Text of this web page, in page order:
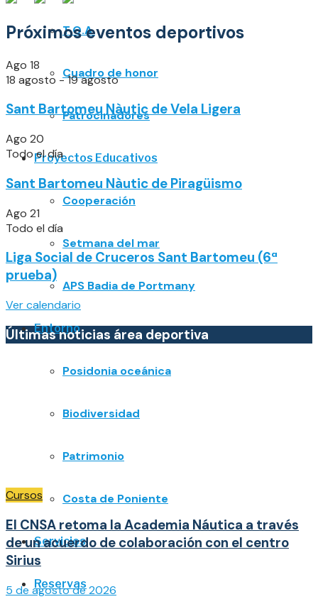
T.O.A.
Cuadro de honor
Patrocinadores
Proyectos Educativos
Cooperación
Setmana del mar
APS Badia de Portmany
Entorno
Posidonia oceánica
Biodiversidad
Patrimonio
Costa de Poniente
Servicios
Reservas
Próximos eventos deportivos
Ago 18
18 agosto -19 agosto
Sant Bartomeu Nàutic de Vela Ligera
Ago 20
Todo el día
Sant Bartomeu Nàutic de Piragüismo
Ago 21
Todo el día
Liga Social de Cruceros Sant Bartomeu (6ª
prueba)
Ver calendario
Últimas noticias área deportiva
Cursos
El CNSA retoma la Academia Náutica a través
de un acuerdo de colaboración con el centro
Sirius
5 de agosto de 2026